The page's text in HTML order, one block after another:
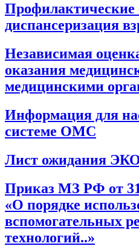
диспансеризация
Независимая
оказания
медицинскими
Информация для
системе ОМС
Лист ожидания
Приказ МЗ РФ от
«О порядке
вспомогательных
технологий..»